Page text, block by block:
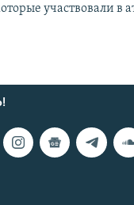
участвовали в